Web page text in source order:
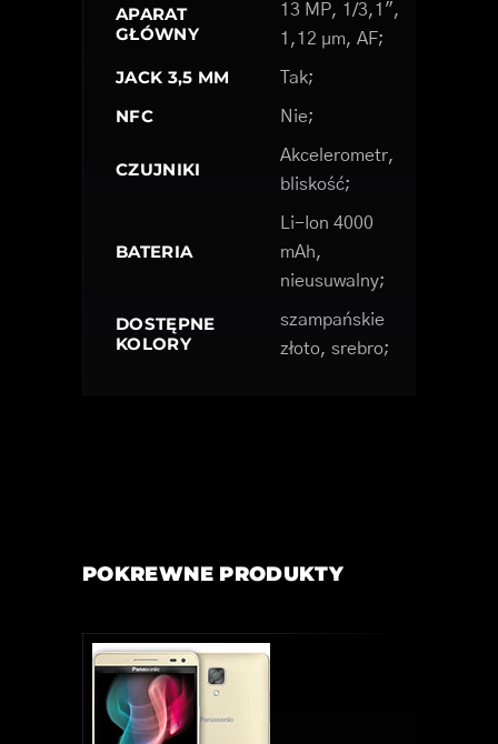
APARAT
GŁÓWNY
13 MP, 1/3,1",
1,12 µm, AF;
JACK 3,5 MM Tak;
NFC Nie;
CZUJNIKI
Akcelerometr,
bliskość;
BATERIA
Li-Ion 4000
mAh,
nieusuwalny;
DOSTĘPNE
KOLORY
szampańskie
złoto, srebro;
POKREWNE PRODUKTY